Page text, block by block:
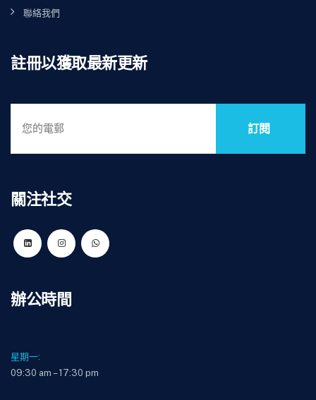
聯絡我們
註冊以獲取最新更新
訂閱
關注社交
辦公時間
星期一:
09:30 am – 17:30 pm